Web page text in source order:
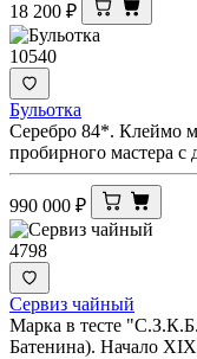
18 200 ₽
10540
Бульотка
Серебро 84*. Клеймо
пробирного мастера
990 000 ₽
4798
Сервиз чайный
Марка в тесте
Батенина). Начало XIX